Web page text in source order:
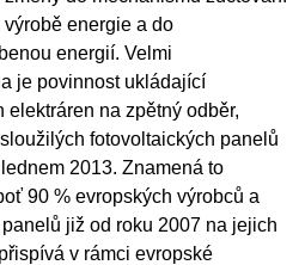
energie a do
energií. Velmi
je povinnost ukládající
na zpětný odběr,
fotovoltaických panelů
2013. Znamená to
90 % evropských výrobců a
již od roku 2007 na jejich
v rámci evropské